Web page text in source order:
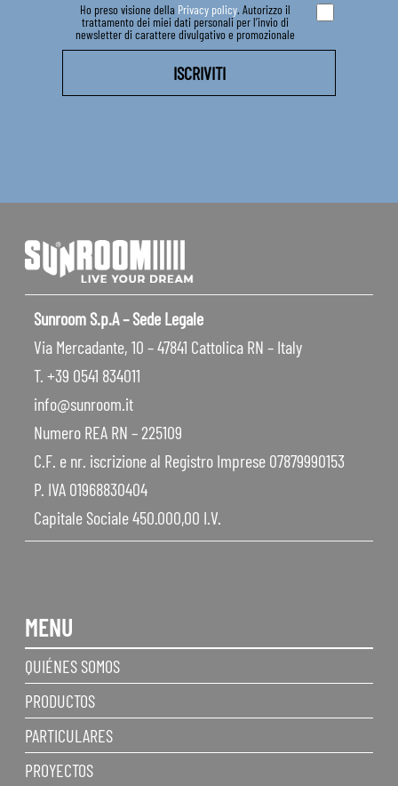
Ho preso visione della Privacy policy. Autorizzo il
trattamento dei miei dati personali per l’invio di
newsletter di carattere divulgativo e promozionale
Sunroom S.p.A – Sede Legale
Via Mercadante, 10 – 47841 Cattolica RN – Italy
T. +39 0541 834011
info@sunroom.it
Numero REA RN – 225109
C.F. e nr. iscrizione al Registro Imprese 07879990153
P. IVA 01968830404
Capitale Sociale 450.000,00 I.V.
MENU
QUIÉNES SOMOS
PRODUCTOS
PARTICULARES
PROYECTOS